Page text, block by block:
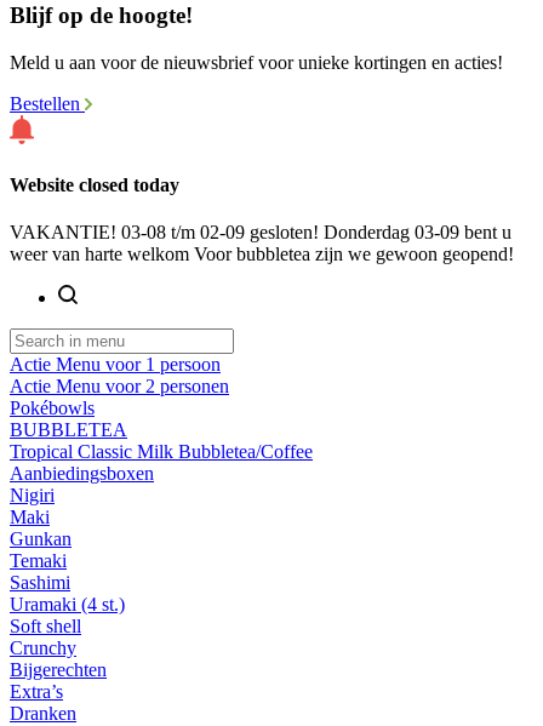
Blijf op de hoogte!
Meld u aan voor de nieuwsbrief voor unieke kortingen en acties!
Bestellen
Website closed today
VAKANTIE! 03-08 t/m 02-09 gesloten! Donderdag 03-09 bent u
weer van harte welkom Voor bubbletea zijn we gewoon geopend!
Actie Menu voor 1 persoon
Actie Menu voor 2 personen
Pokébowls
BUBBLETEA
Tropical Classic Milk Bubbletea/Coffee
Aanbiedingsboxen
Nigiri
Maki
Gunkan
Temaki
Sashimi
Uramaki (4 st.)
Soft shell
Crunchy
Bijgerechten
Extra’s
Dranken